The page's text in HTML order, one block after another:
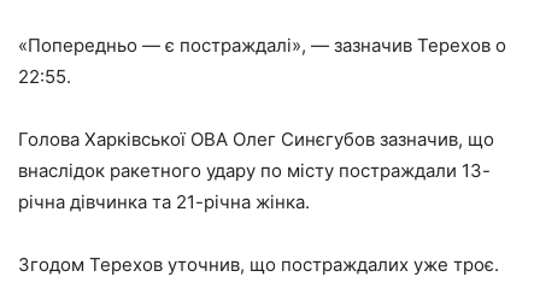
«Попередньо — є постраждалі», — зазначив Терехов о
22:55.
Голова Харківської ОВА Олег Синєгубов зазначив, що
внаслідок ракетного удару по місту постраждали 13-
річна дівчинка та 21-річна жінка.
Згодом Терехов уточнив, що постраждалих уже троє.